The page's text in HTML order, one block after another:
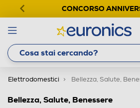
CONCORSO
Elettrodomestici Bellezza, Salute,
Bellezza, Salute, Benessere